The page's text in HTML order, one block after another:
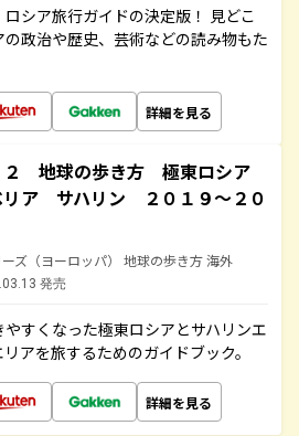
シア旅行ガイドの決定版！ 見どこ
政治や歴史、芸術などの読み物もた
詳細を見る
２ 地球の歩き方 極東ロシア
リア サハリン ２０１９～２０
ズ（ヨーロッパ） 地球の歩き方 海外
発売
すくなった極東ロシアとサハリンエ
アを旅するためのガイドブック。
詳細を見る